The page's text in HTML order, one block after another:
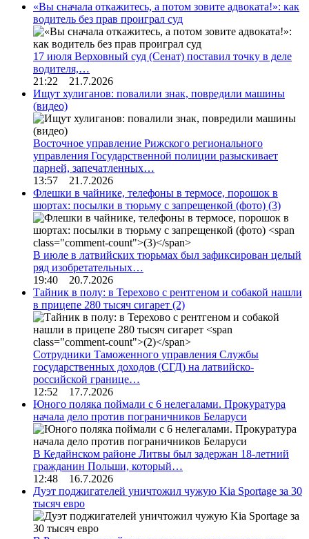
«Вы сначала откажитесь, а потом зовите адвоката!»: как
водитель без прав проиграл суд
17 июля Верховный суд (Сенат) поставил точку в деле
водителя,…
21:22 21.7.2026
Ищут хулиганов: повалили знак, повредили машины
(видео)
Восточное управление Рижского регионального
управления Государственной полиции разыскивает
парней, запечатленных…
13:57 21.7.2026
Флешки в чайнике, телефоны в термосе, порошок в
шортах: посылки в тюрьму с запрещенкой (фото) (3)
В июле в латвийских тюрьмах был зафиксирован целый
ряд изобретательных…
19:40 20.7.2026
Тайник в полу: в Терехово с рентгеном и собакой нашли
в прицепе 280 тысяч сигарет (2)
Сотрудники Таможенного управления Службы
государственных доходов (СГД) на латвийско-
российской границе…
12:52 17.7.2026
Юного поляка поймали с 6 нелегалами. Прокуратура
начала дело против пограничников Беларуси
В Кедайнском районе Литвы был задержан 18-летний
гражданин Польши, который…
12:48 16.7.2026
Дуэт поджигателей уничтожил чужую Kia Sportage за 30
тысяч евро